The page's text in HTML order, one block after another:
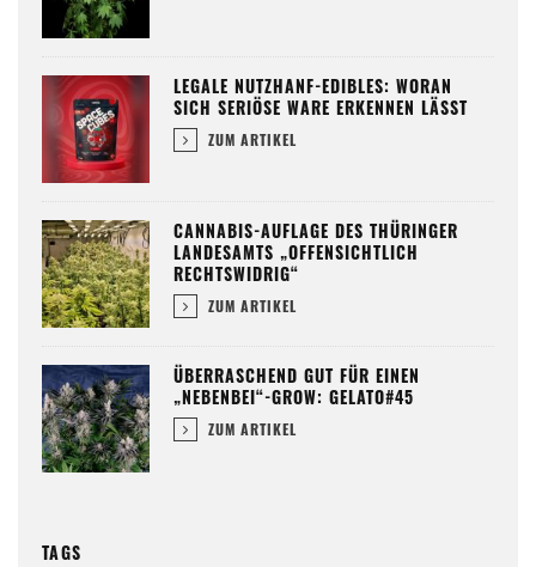
LEGALE NUTZHANF-EDIBLES: WORAN
SICH SERIÖSE WARE ERKENNEN LÄSST
ZUM ARTIKEL
CANNABIS-AUFLAGE DES THÜRINGER
LANDESAMTS „OFFENSICHTLICH
RECHTSWIDRIG“
ZUM ARTIKEL
ÜBERRASCHEND GUT FÜR EINEN
„NEBENBEI“-GROW: GELATO#45
ZUM ARTIKEL
TAGS